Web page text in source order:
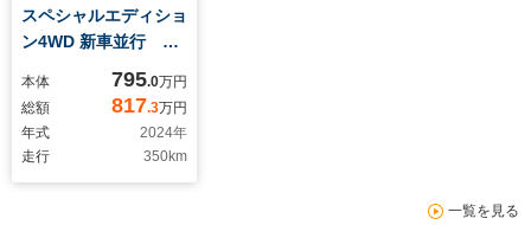
スペシャルエディショ
ン4WD 新車並行
40周年アニバーサリ
ースペシャルエディシ
ョン4WD 専用レザ
本体 795.0万円
総額
817.3万円
年式
2024年
走行
350km
一覧を見る